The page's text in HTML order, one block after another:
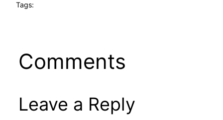
Tags:
Comments
Leave a Reply